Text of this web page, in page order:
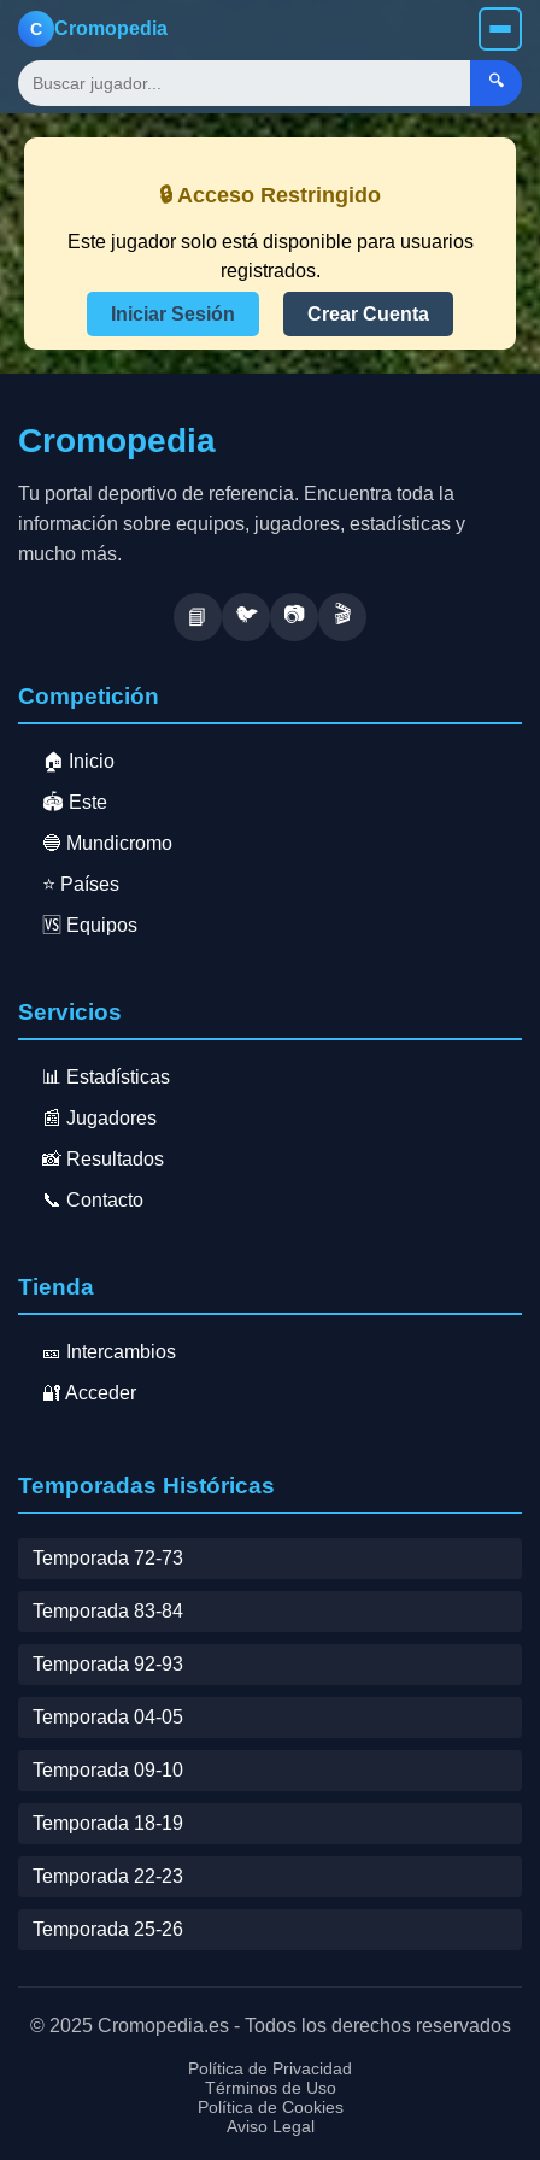
C Cromopedia
🔍
🔒 Acceso Restringido
Este jugador solo está disponible para usuarios
registrados.
Iniciar Sesión Crear Cuenta
Cromopedia
Tu portal deportivo de referencia. Encuentra toda la
información sobre equipos, jugadores, estadísticas y
mucho más.
📘 🐦 📷 🎬
Competición
🏠 Inicio
🏟️ Este
🔵 Mundicromo
⭐ Países
🆚 Equipos
Servicios
📊 Estadísticas
📰 Jugadores
📸 Resultados
📞 Contacto
Tienda
🎫 Intercambios
🔐 Acceder
Temporadas Históricas
Temporada 72-73
Temporada 83-84
Temporada 92-93
Temporada 04-05
Temporada 09-10
Temporada 18-19
Temporada 22-23
Temporada 25-26
© 2025 Cromopedia.es - Todos los derechos reservados
Política de Privacidad
Términos de Uso
Política de Cookies
Aviso Legal